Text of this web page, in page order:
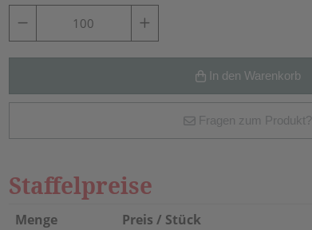
In den Warenkorb
Fragen zum Produkt?
Staffelpreise
Menge
Preis / Stück